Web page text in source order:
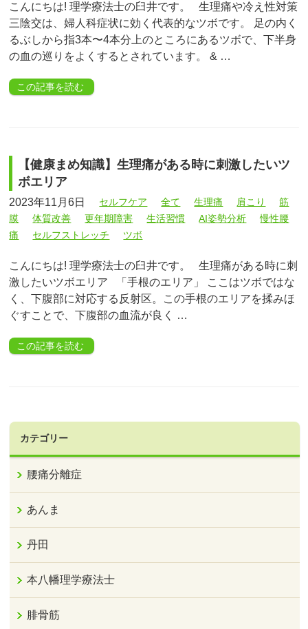
こんにちは! 理学療法士の臼井です。 生理痛や冷え性対策
三陰交は、婦人科症状に効く代表的なツボです。 足の内く
るぶしから指3本〜4本分上のところにあるツボで、下半身
の血の巡りをよくするとされています。 & …
この記事を読む
【健康まめ知識】生理痛がある時に刺激したいツ
ボエリア
2023年11月6日 セルフケア 全て 生理痛 肩こり
筋
膜
体質改善 更年期障害 生活習慣 AI姿勢分析
慢性腰
痛
セルフストレッチ ツボ
こんにちは! 理学療法士の臼井です。 生理痛がある時に刺
激したいツボエリア 「手根のエリア」 ここはツボではな
く、下腹部に対応する反射区。この手根のエリアを揉みほ
ぐすことで、下腹部の血流が良く …
この記事を読む
カテゴリー
腰痛分離症
あんま
丹田
本八幡理学療法士
腓骨筋